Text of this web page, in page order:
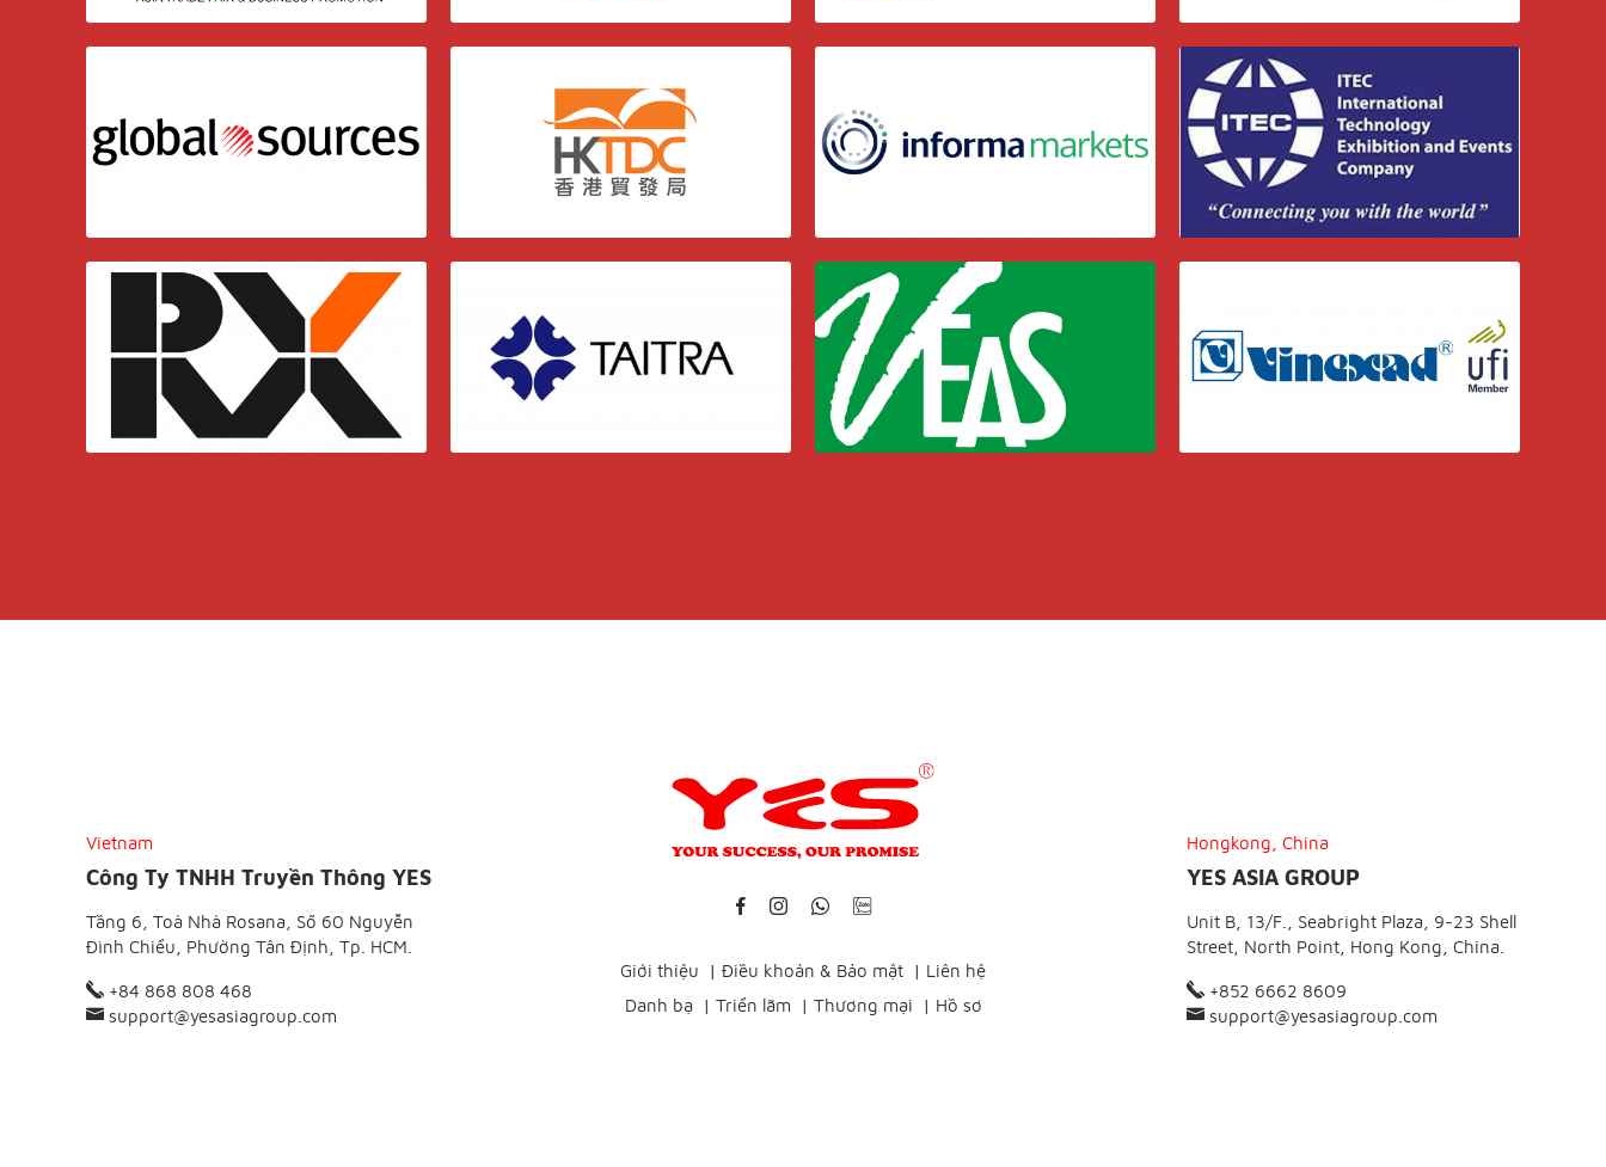
Vietnam
Công Ty TNHH Truyền Thông YES
Tầng 6, Toà Nhà Rosana, Số 60 Nguyễn
Đình Chiểu, Phường Tân Định, Tp. HCM.
+84 868 808 468
support@yesasiagroup.com
Giới thiệu | Điều khoản & Bảo mật | Liên hệ
Danh bạ
| Triển lãm | Thương mại | Hồ sơ
Hongkong, China
YES ASIA GROUP
Unit B, 13/F., Seabright Plaza, 9-23 Shell
Street, North Point, Hong Kong, China.
+852 6662 8609
support@yesasiagroup.com